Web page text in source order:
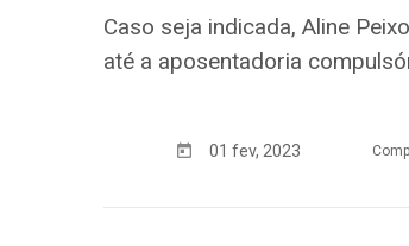
Caso seja indicada, Aline
até a aposentadoria
01 fev, 2023